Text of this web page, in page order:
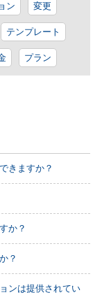
ン 変更
テンプレート
プラン
きますか？
か？
？
ンは提供されてい